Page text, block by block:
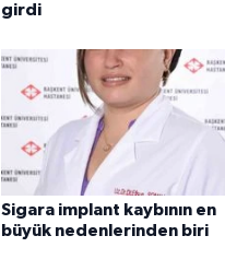
girdi
Sigara implant kaybının en
büyük nedenlerinden biri